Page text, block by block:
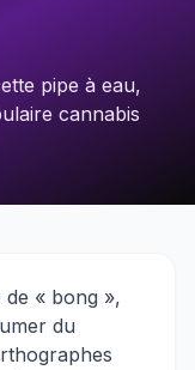
pipe à eau,
cannabis
« bong »,
du